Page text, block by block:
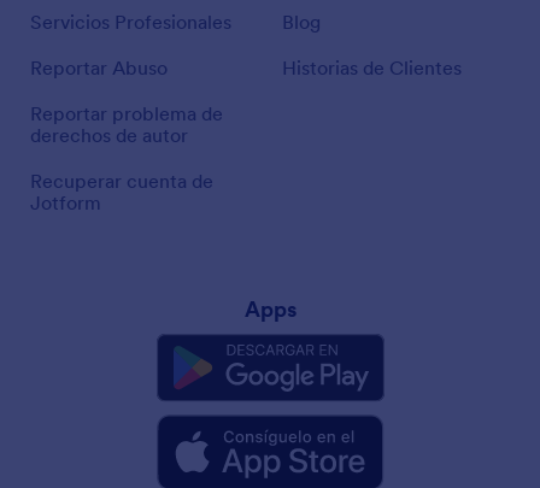
Servicios Profesionales
Reportar Abuso
Reportar problema de
derechos de autor
Recuperar cuenta de
Jotform
Blog
Historias de Clientes
Apps